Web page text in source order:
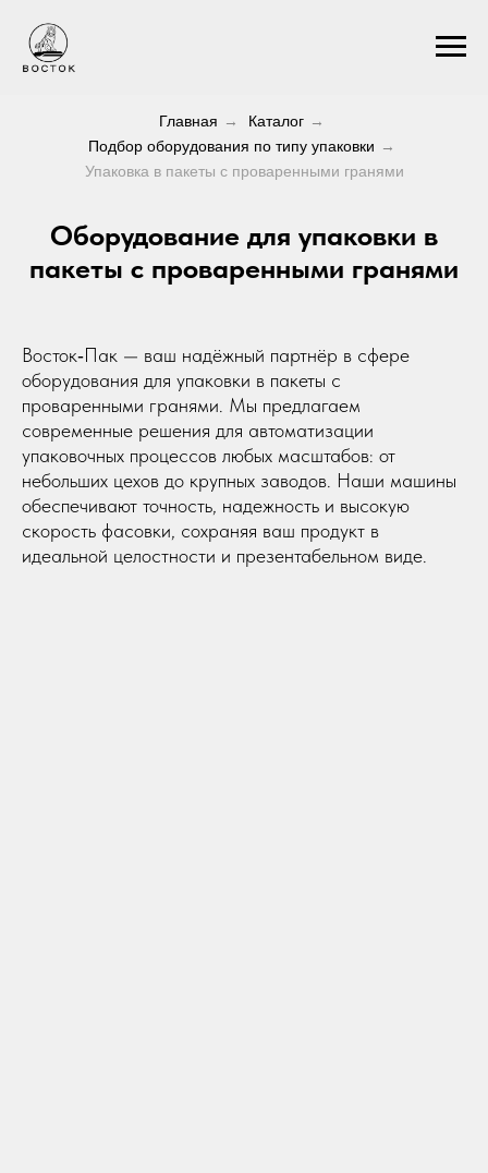
Главная → Каталог →
Подбор оборудования по типу упаковки →
Упаковка в пакеты с проваренными гранями
Оборудование для упаковки в
пакеты с проваренными гранями
Восток‑Пак — ваш надёжный партнёр в сфере
оборудования для упаковки в пакеты с
проваренными гранями. Мы предлагаем
современные решения для автоматизации
упаковочных процессов любых масштабов: от
небольших цехов до крупных заводов. Наши машины
обеспечивают точность, надежность и высокую
скорость фасовки, сохраняя ваш продукт в
идеальной целостности и презентабельном виде.